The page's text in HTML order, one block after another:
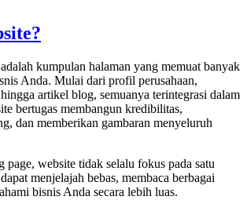
kumpulan halaman yang memuat banyak
Anda. Mulai dari profil perusahaan,
artikel blog, semuanya terintegrasi dalam
bertugas membangun kredibilitas,
dan memberikan gambaran menyeluruh
page, website tidak selalu fokus pada satu
menjelajah bebas, membaca berbagai
bisnis Anda secara lebih luas.